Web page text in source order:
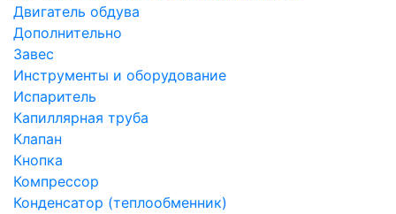
Двигатель обдува
Дополнительно
Завес
Инструменты и оборудование
Испаритель
Капиллярная труба
Клапан
Кнопка
Компрессор
Конденсатор (теплообменник)